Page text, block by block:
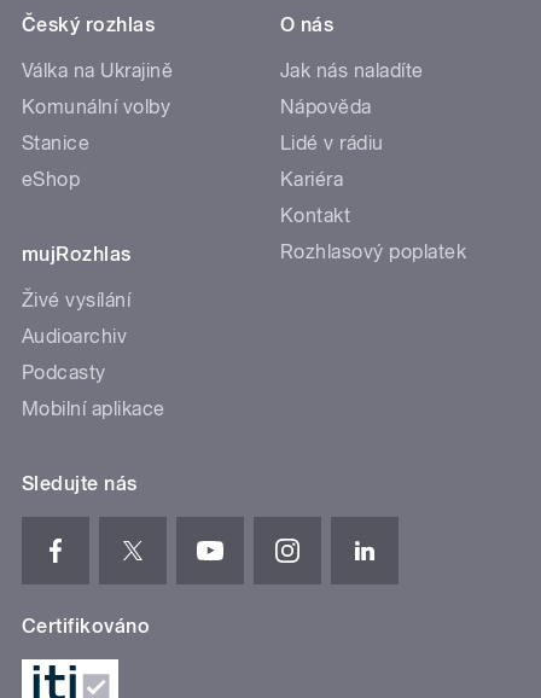
Český rozhlas
Válka na Ukrajině
Komunální volby
Stanice
eShop
mujRozhlas
Živé vysílání
Audioarchiv
Podcasty
Mobilní aplikace
O nás
Jak nás naladíte
Nápověda
Lidé v rádiu
Kariéra
Kontakt
Rozhlasový poplatek
Sledujte nás
Certifikováno